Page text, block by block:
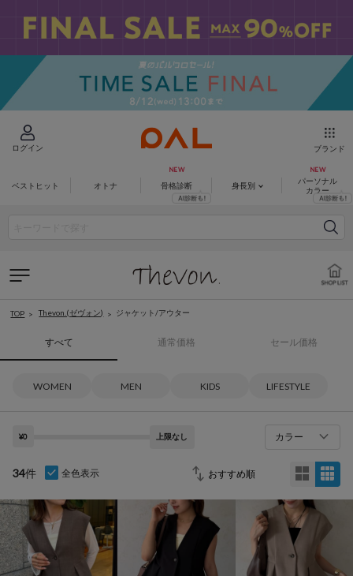
ログイン ブランド
ベストヒット オトナ 骨格診断 身長別
パーソナル
カラー
TOP Thevon.(ゼヴォン) ジャケット/アウター
すべて 通常価格 セール価格
WOMEN MEN KIDS LIFESTYLE
¥0 上限なし カラー
34件 全色表示